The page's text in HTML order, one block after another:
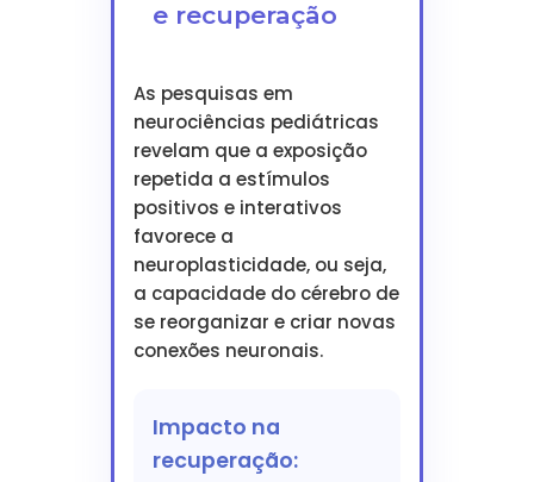
e recuperação
As pesquisas em
neurociências pediátricas
revelam que a exposição
repetida a estímulos
positivos e interativos
favorece a
neuroplasticidade, ou seja,
a capacidade do cérebro de
se reorganizar e criar novas
conexões neuronais.
Impacto na
recuperação: